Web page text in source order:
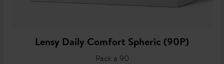
Lensy Daily Comfort Spheric (90P)
Pack a 90